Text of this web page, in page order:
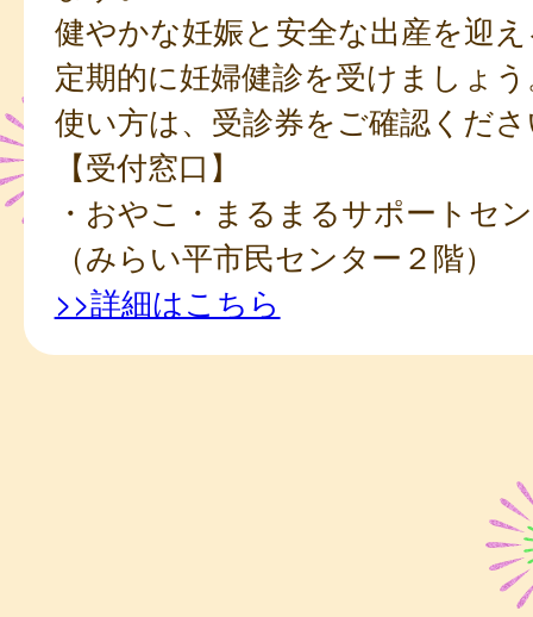
健やかな妊娠と安全な出産を迎
定期的に妊婦健診を受けましょ
使い方は、受診券をご確認くだ
【受付窓口】
・おやこ・まるまるサポートセ
（みらい平市民センター２階）
>>詳細はこちら